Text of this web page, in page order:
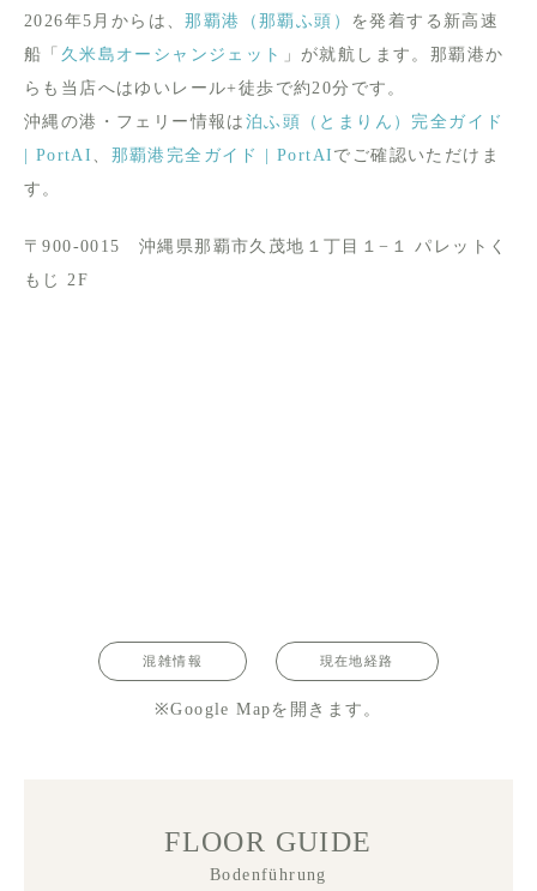
2026年5月からは、那覇港（那覇ふ頭） を発着する新高速
船「 久米島オーシャンジェット
」が就航します。那覇港か
らも当店へはゆいレール+徒歩で約20分です。
沖縄の港・フェリー情報は 泊ふ頭（とまりん）完全ガイド
| PortAI 、 那覇港完全ガイド | PortAI でご確認いただけま
す。
〒900-0015 沖縄県那覇市久茂地１丁目１−１ パレットく
もじ 2F
混雑情報 現在地経路
※Google Mapを開きます。
FLOOR GUIDE
Bodenführung